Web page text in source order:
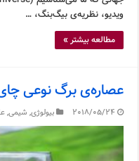
ویدیو، نظریه‌ی بیگ‌بنگ، …
مطالعه بیشتر »
عصاره‌ی برگ نوعی
2018/05/24 بیولوژی, شیمی,